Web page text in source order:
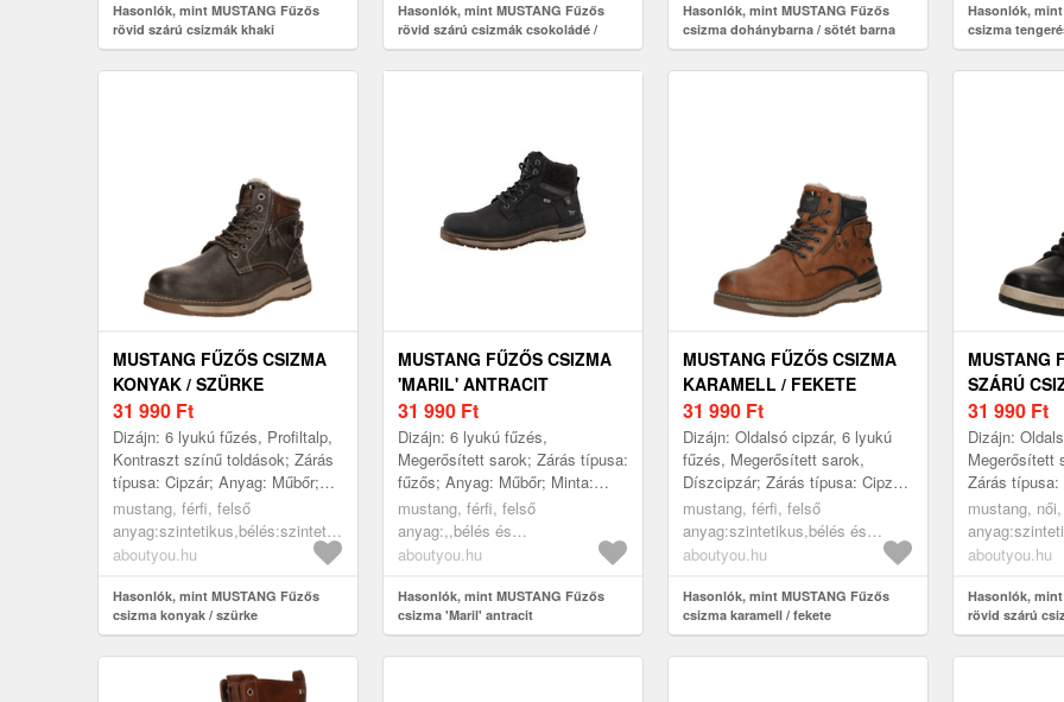
Hasonlók, mint MUSTANG Fűzős
rövid szárú csizmák khaki
Hasonlók, mint MUSTANG Fűzős
rövid szárú csizmák csokoládé /
konyak
Hasonlók, mint MUSTANG Fűzős
csizma dohánybarna / sötét barna
csizmák,
tengerészkék
Hasonlók,
csizma
MUSTANG FŰZŐS CSIZMA
KONYAK / SZÜRKE
31 990 Ft
Dizájn: 6 lyukú fűzés, Profiltalp,
Kontraszt színű toldások; Zárás
típusa: Cipzár; Anyag: Műbőr;
Minta: Univerzális színek;
Anyag: Műbőr; Cipőorr: ...
mustang, férfi, felső
anyag:szintetikus,bélés:szintetikus,fedőtalpbetét:textil,járótalp:gumi,
cipők, hosszú és rövid szárú
konyak, szürke
aboutyou.hu
Hasonlók, mint MUSTANG Fűzős
csizma konyak / szürke
MUSTANG FŰZŐS CSIZMA
'MARIL' ANTRACIT
31 990 Ft
Dizájn: 6 lyukú fűzés,
Megerősített sarok; Zárás típusa:
fűzős; Anyag: Műbőr; Minta:
Univerzális színek; Anyag:
Műbőr; Cipőorr: Kerek orr;
Extrák: ...
mustang, férfi, felső
anyag:,,bélés és
fedőtalp:textil,szintetikus,járótalp:szintetikus,
csizmák, fűzős csizmák, antracit
aboutyou.hu
Hasonlók, mint MUSTANG Fűzős
csizma 'Maril' antracit
MUSTANG FŰZŐS CSIZMA
KARAMELL / FEKETE
31 990 Ft
Dizájn: Oldalsó cipzár, 6 lyukú
fűzés, Megerősített sarok,
Díszcipzár; Zárás típusa: Cipzár;
Anyag: Műbőr; Minta:
színtömbös; Anyag: Műbőr;
Cipőorr...
mustang, férfi, felső
anyag:szintetikus,bélés és
fedőtalp:textil,járótalp:műanyag,
csizmák, fűzős csizmák,
karamell, fekete
aboutyou.hu
Hasonlók, mint MUSTANG Fűzős
csizma karamell / fekete
MUSTANG
SZÁRÚ
31 990 Ft
Dizájn:
Megerősített
Zárás
Műbőr; Minta:
színek;
mustang,
fűzős rövid
fekete
aboutyou.hu
Hasonlók,
rövid szárú